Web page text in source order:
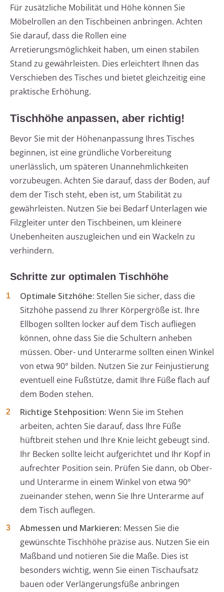
Für zusätzliche Mobilität und Höhe können Sie
Möbelrollen an den Tischbeinen anbringen. Achten
Sie darauf, dass die Rollen eine
Arretierungsmöglichkeit haben, um einen stabilen
Stand zu gewährleisten. Dies erleichtert Ihnen das
Verschieben des Tisches und bietet gleichzeitig eine
praktische Erhöhung.
Tischhöhe anpassen, aber richtig!
Bevor Sie mit der Höhenanpassung Ihres Tisches
beginnen, ist eine gründliche Vorbereitung
unerlässlich, um späteren Unannehmlichkeiten
vorzubeugen. Achten Sie darauf, dass der Boden, auf
dem der Tisch steht, eben ist, um Stabilität zu
gewährleisten. Nutzen Sie bei Bedarf Unterlagen wie
Filzgleiter unter den Tischbeinen, um kleinere
Unebenheiten auszugleichen und ein Wackeln zu
verhindern.
Schritte zur optimalen Tischhöhe
Optimale Sitzhöhe: Stellen Sie sicher, dass die
Sitzhöhe passend zu Ihrer Körpergröße ist. Ihre
Ellbogen sollten locker auf dem Tisch aufliegen
können, ohne dass Sie die Schultern anheben
müssen. Ober- und Unterarme sollten einen Winkel
von etwa 90° bilden. Nutzen Sie zur Feinjustierung
eventuell eine Fußstütze, damit Ihre Füße flach auf
dem Boden stehen.
Richtige Stehposition: Wenn Sie im Stehen
arbeiten, achten Sie darauf, dass Ihre Füße
hüftbreit stehen und Ihre Knie leicht gebeugt sind.
Ihr Becken sollte leicht aufgerichtet und Ihr Kopf in
aufrechter Position sein. Prüfen Sie dann, ob Ober-
und Unterarme in einem Winkel von etwa 90°
zueinander stehen, wenn Sie Ihre Unterarme auf
dem Tisch auflegen.
Abmessen und Markieren: Messen Sie die
gewünschte Tischhöhe präzise aus. Nutzen Sie ein
Maßband und notieren Sie die Maße. Dies ist
besonders wichtig, wenn Sie einen Tischaufsatz
bauen oder Verlängerungsfüße anbringen